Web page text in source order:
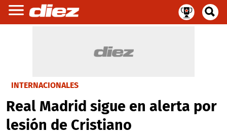
INTERNACIONALES
Real Madrid sigue en alerta por
lesión de Cristiano